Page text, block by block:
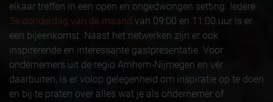
elkaar treffen in een open en ongedwongen setting. Iedere
3e donderdag van de maand van 09:00 en 11:00 uur is er
een bijeenkomst. Naast het netwerken zijn er ook
inspirerende en interessante gastpresentatie. Voor
ondernemers uit de regio Arnhem-Nijmegen en vér
daarbuiten, is er volop gelegenheid om inspiratie op te doen
en bij te praten over alles wat je als ondernemer of